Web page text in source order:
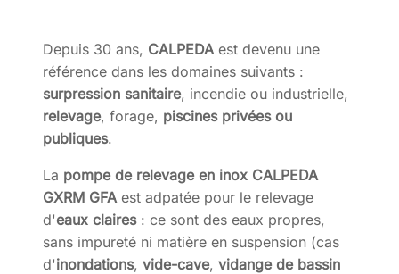
Depuis 30 ans, CALPEDA est devenu une
référence dans les domaines suivants :
surpression sanitaire, incendie ou industrielle,
relevage, forage, piscines privées ou
publiques.
La pompe de relevage en inox CALPEDA
GXRM GFA est adpatée pour le relevage
d'eaux claires: ce sont des eaux propres,
sans impureté ni matière en suspension (cas
d'inondations, vide-cave, vidange de bassin